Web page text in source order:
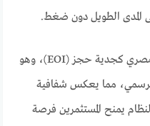
المدى الطويل دون ضغط.
يُضاف إلى ذلك مبلغ 200 ألف جنيه مصري كجدية حجز (EOI)، وهو
مما يعكس شفافية
يمنح المستثمرين فرصة